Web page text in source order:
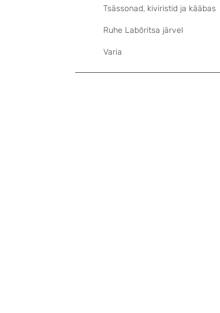
Tsässonad, kiviristid ja kääbas
Ruhe Labõritsa järvel
Varia